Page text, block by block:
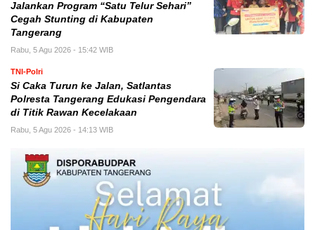
Jalankan Program “Satu Telur Sehari”
Cegah Stunting di Kabupaten
Tangerang
Rabu, 5 Agu 2026 - 15:42 WIB
TNI-Polri
Si Caka Turun ke Jalan, Satlantas
Polresta Tangerang Edukasi Pengendara
di Titik Rawan Kecelakaan
Rabu, 5 Agu 2026 - 14:13 WIB